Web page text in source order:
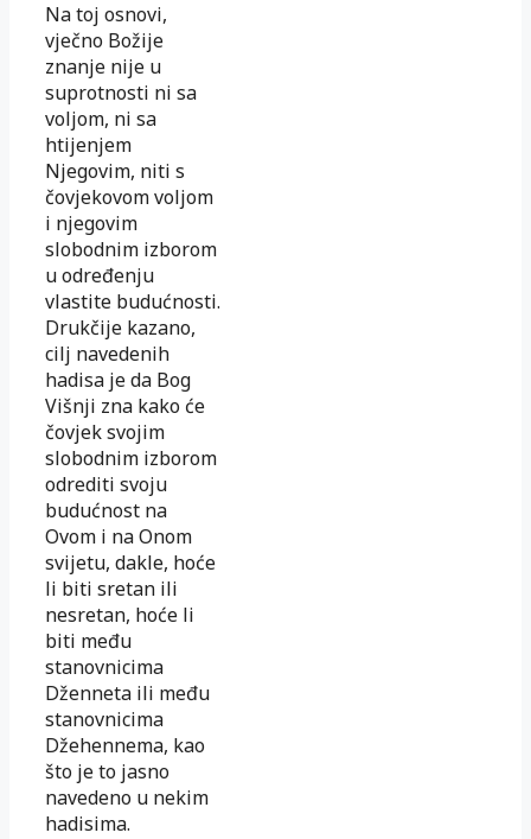
Na toj osnovi,
vječno Božije
znanje nije u
suprotnosti ni sa
voljom, ni sa
htijenjem
Njegovim, niti s
čovjekovom voljom
i njegovim
slobodnim izborom
u određenju
vlastite budućnosti.
Drukčije kazano,
cilj navedenih
hadisa je da Bog
Višnji zna kako će
čovjek svojim
slobodnim izborom
odrediti svoju
budućnost na
Ovom i na Onom
svijetu, dakle, hoće
li biti sretan ili
nesretan, hoće li
biti među
stanovnicima
Dženneta ili među
stanovnicima
Džehennema, kao
što je to jasno
navedeno u nekim
hadisima.